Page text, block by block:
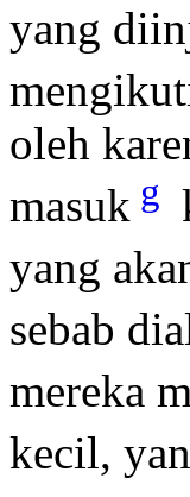
yang
oleh
masuk g
yang
sebab
mereka
kecil,